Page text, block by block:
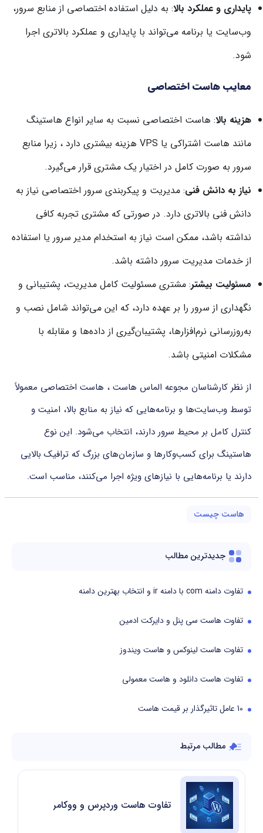
پایداری و عملکرد بالا: به دلیل استفاده اختصاصی از منابع سرور،
وب‌سایت یا برنامه می‌تواند با پایداری و عملکرد بالاتری اجرا
شود.
معایب هاست اختصاصی
هزینه بالا: هاست اختصاصی نسبت به سایر انواع هاستینگ
مانند هاست اشتراکی یا VPS هزینه بیشتری دارد ، زیرا منابع
سرور به صورت کامل در اختیار یک مشتری قرار می‌گیرد.
نیاز به دانش فنی: مدیریت و پیکربندی سرور اختصاصی نیاز به
دانش فنی بالاتری دارد. در صورتی که مشتری تجربه کافی
نداشته باشد، ممکن است نیاز به استخدام مدیر سرور یا استفاده
از خدمات مدیریت سرور داشته باشد.
مسئولیت بیشتر: مشتری مسئولیت کامل مدیریت، پشتیبانی و
نگهداری از سرور را بر عهده دارد، که این می‌تواند شامل نصب و
به‌روزرسانی نرم‌افزارها، پشتیبان‌گیری از داده‌ها و مقابله با
مشکلات امنیتی باشد.
از نظر کارشناسان مجوعه الماس هاست ، هاست اختصاصی معمولاً
توسط وب‌سایت‌ها و برنامه‌هایی که نیاز به منابع بالا، امنیت و
کنترل کامل بر محیط سرور دارند، انتخاب می‌شود. این نوع
هاستینگ برای کسب‌وکارها و سازمان‌های بزرگ که ترافیک بالایی
دارند یا برنامه‌هایی با نیازهای ویژه اجرا می‌کنند، مناسب است.
هاست چیست
جدیدترین مطالب
تفاوت دامنه com با دامنه ir و انتخاب بهترین دامنه
تفاوت هاست سی پنل و دایرکت ادمین
تفاوت هاست لینوکس و هاست ویندوز
تفاوت هاست دانلود و هاست معمولی
10 عامل تاثیرگذار بر قیمت هاست
مطالب مرتبط
تفاوت هاست وردپرس و ووکامرس در